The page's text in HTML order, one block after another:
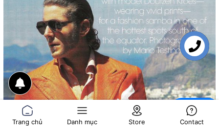
Trang chủ Danh mục Store Contact
Liên hệ
Chat